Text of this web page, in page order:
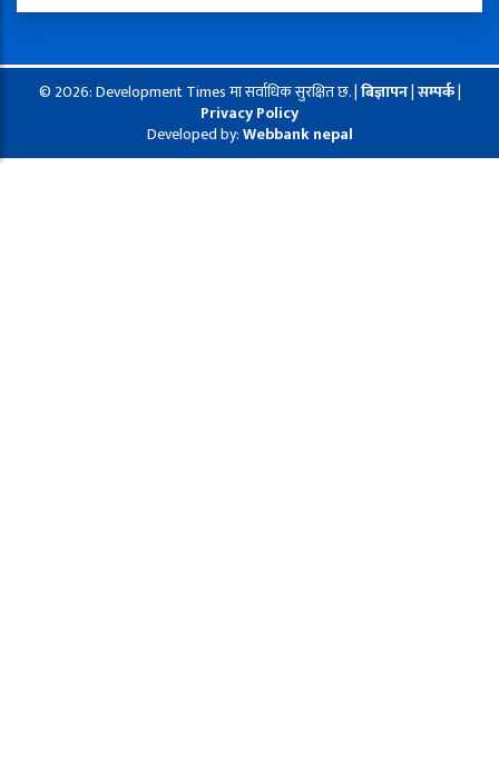
© 2026: Development Times मा सर्वाधिक सुरक्षित छ. |बिज्ञापन|सम्पर्क|
Privacy Policy
Developed by:Webbank nepal